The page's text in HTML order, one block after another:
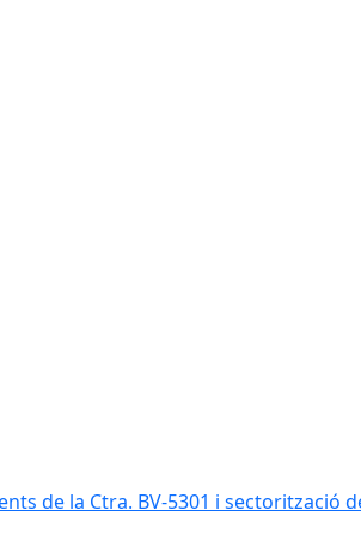
de la Ctra. BV-5301 i sectorització